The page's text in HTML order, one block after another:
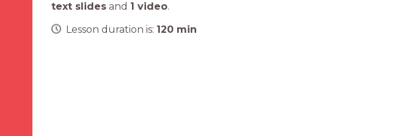
text slides and 1 video.
Lesson duration is: 120 min